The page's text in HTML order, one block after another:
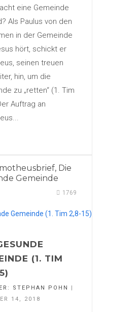
eine Gemeinde
Als Paulus von den
in der Gemeinde
hört, schickt er
seinen treuen
hin, um die
zu „retten“ (1. Tim
Auftrag an
, Die
Gemeinde
1769
(1. TIM
STEPHAN POHN
14, 2018